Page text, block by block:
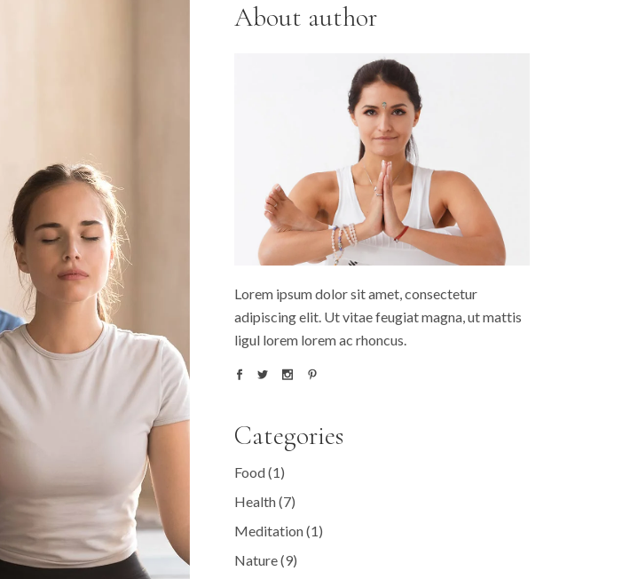
About author
Lorem ipsum dolor sit amet, consectetur
adipiscing elit. Ut vitae feugiat magna, ut mattis
ligul lorem lorem ac rhoncus.
Categories
Food(1)
Health(7)
Meditation(1)
Nature(9)